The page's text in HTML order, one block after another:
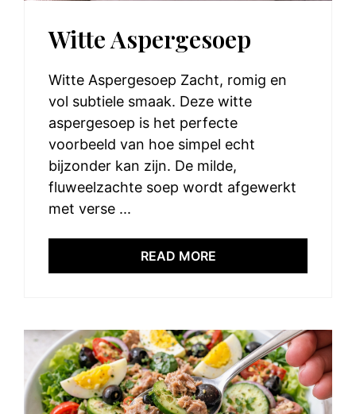
Witte Aspergesoep
Witte Aspergesoep Zacht, romig en
vol subtiele smaak. Deze witte
aspergesoep is het perfecte
voorbeeld van hoe simpel echt
bijzonder kan zijn. De milde,
fluweelzachte soep wordt afgewerkt
met verse ...
READ MORE